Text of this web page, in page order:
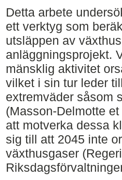
Detta arbete
ett verktyg som
utsläppen av
anläggningsprojekt.
mänsklig aktivitet
vilket i sin tur leder
extremväder såsom
(Masson-Delmotte
att motverka dessa
sig till att 2045 inte
växthusgaser